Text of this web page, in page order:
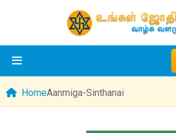
HomeAanmiga-Sinthanai